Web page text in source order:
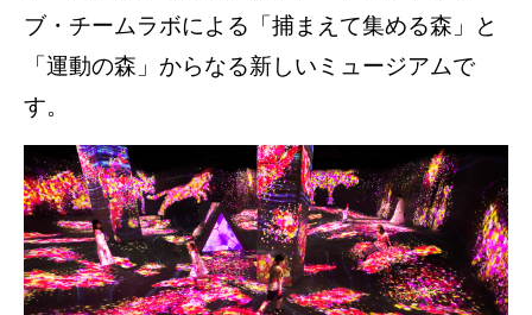
ブ・チームラボによる「捕まえて集める森」と
「運動の森」からなる新しいミュージアムで
す。